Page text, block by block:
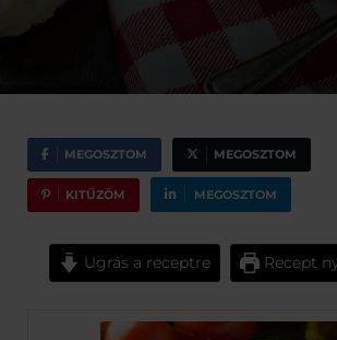
MEGOSZTOM MEGOSZTOM
KITŰZÖM MEGOSZTOM
Ugrás a receptre Recept